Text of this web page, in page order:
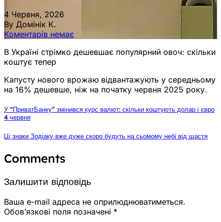
4 Червня, 2026
By Домінік К.
Коментарів немає
В Україні стрімко дешевшає популярний овоч: скільки
коштує тепер
Капусту нового врожаю відвантажують у середньому
на 16% дешевше, ніж на початку червня 2025 року.
У “ПриватБанку” змінився курс валют: скільки коштують долар і євро
4 червня
Ці знаки Зодіаку вже дуже скоро будуть на сьомому небі від щастя
Comments
Залишити відповідь
Ваша e-mail адреса не оприлюднюватиметься.
Обов’язкові поля позначені *